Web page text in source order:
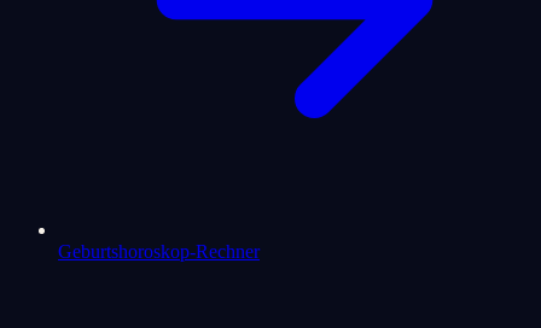
Geburtshoroskop-Rechner